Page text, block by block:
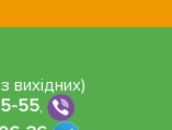
вихідних)
55,